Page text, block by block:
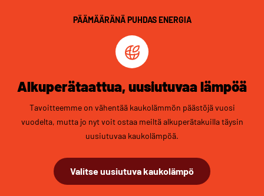
PÄÄMÄÄRÄNÄ PUHDAS ENERGIA
Alkuperätaattua, uusiutuvaa lämpöä
Tavoitteemme on vähentää kaukolämmön päästöjä vuosi
vuodelta, mutta jo nyt voit ostaa meiltä alkuperätakuilla täysin
uusiutuvaa kaukolämpöä.
Valitse uusiutuva kaukolämpö